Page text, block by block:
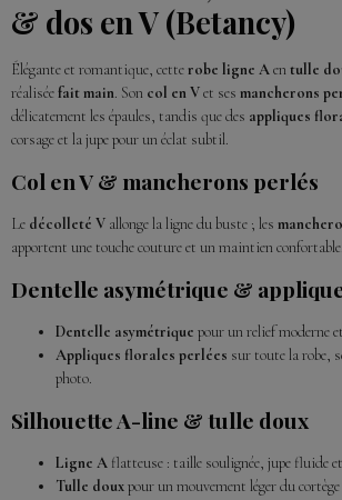
& dos en V (Betancy)
Élégante et romantique, cetterobe ligne Aen tulle
réaliséefait main. Son col en Vet ses mancherons
délicatement les épaules, tandis que des appliques
corsage et la jupe pour un éclat subtil.
Col en V & mancherons perlés
Le décolleté V allonge la ligne du buste ; les
apportent une touche couture et un maintien confortable.
Dentelle asymétrique &
Dentelle asymétrique pour un relief moderne
Appliques florales perlées sur toute la robe,
photo.
Silhouette A-line & tulle doux
Ligne A flatteuse : taille soulignée, jupe fluide
Tulle douxpour un mouvement léger du